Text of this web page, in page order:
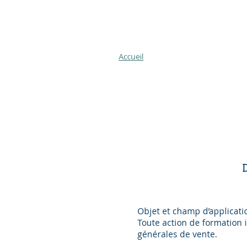
Accueil
Objet et champ
Toute action de formation
générales de vente.